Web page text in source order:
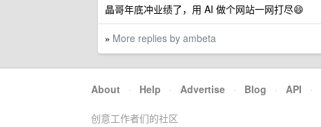
晶哥年底冲业绩了，用 AI 做个网站一网打尽😄
» More replies by ambeta
About · Help · Advertise · Blog · API ·
创意工作者们的社区